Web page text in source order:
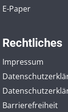
E-Paper
Rechtliches
Impressum
Barrierefreiheit